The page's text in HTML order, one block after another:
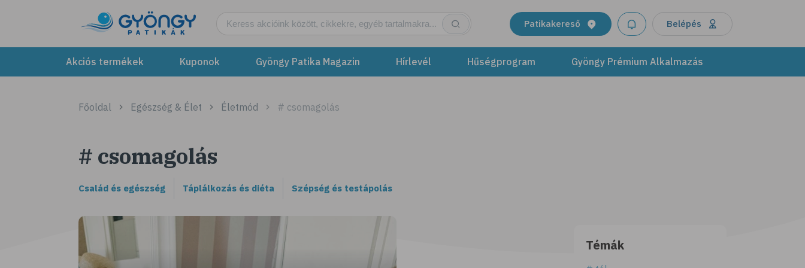
Patikakereső Belépés
Akciós termékek Kuponok Gyöngy Patika Magazin Hírlevél Hűségprogram Gyöngy Prémium Alkalmazás
Főoldal Egészség & Élet Életmód # csomagolás
# csomagolás
Család és egészség Táplálkozás és diéta Szépség és testápolás
Témák